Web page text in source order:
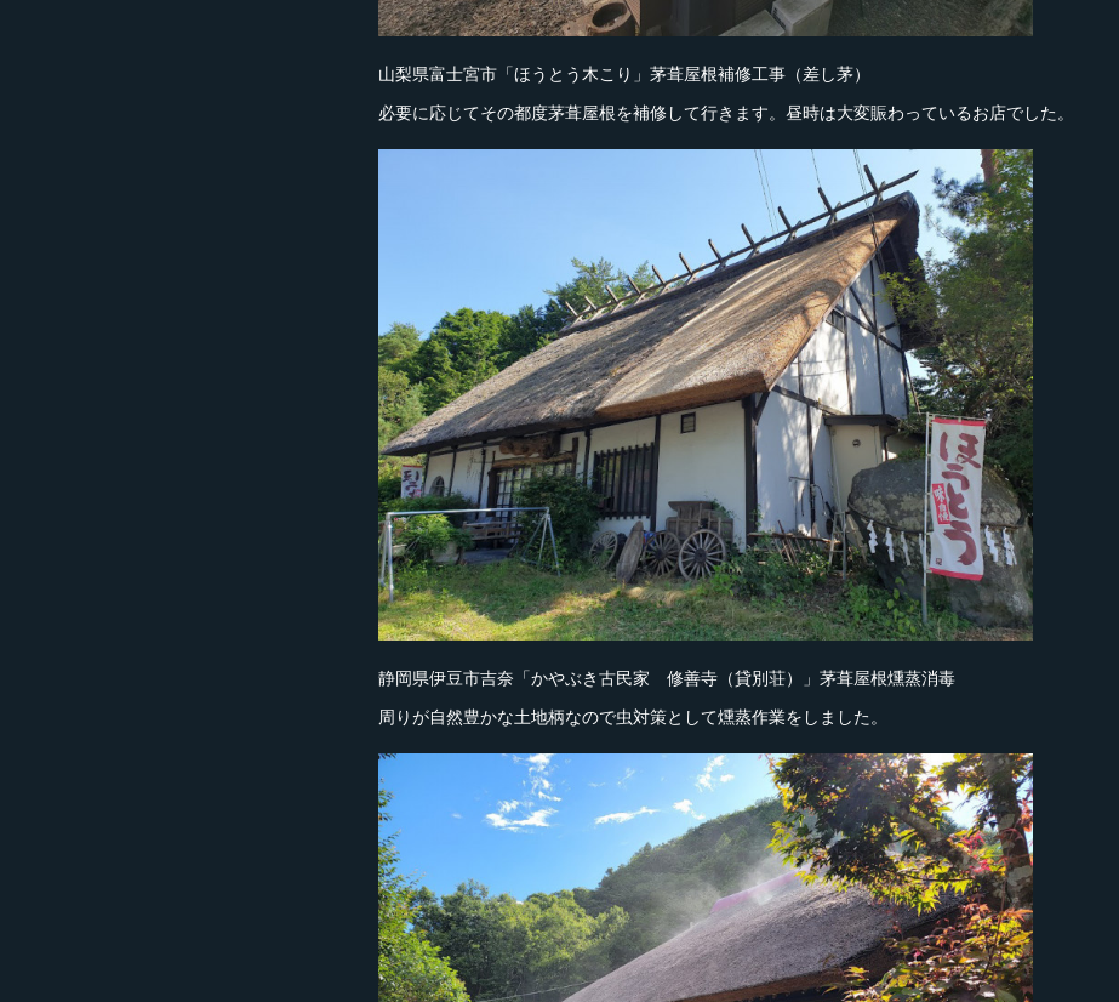
山梨県富士宮市「ほうとう木こり」茅葺屋根補修工事（差し茅）
必要に応じてその都度茅葺屋根を補修して行きます。昼時は大変賑わっているお店でした。
静岡県伊豆市吉奈「かやぶき古民家 修善寺（貸別荘）」茅葺屋根燻蒸消毒
周りが自然豊かな土地柄なので虫対策として燻蒸作業をしました。